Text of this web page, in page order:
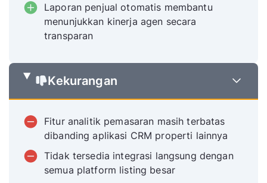
Laporan penjual otomatis membantu
menunjukkan kinerja agen secara
transparan
Kekurangan
Fitur analitik pemasaran masih terbatas
dibanding aplikasi CRM properti lainnya
Tidak tersedia integrasi langsung dengan
semua platform listing besar